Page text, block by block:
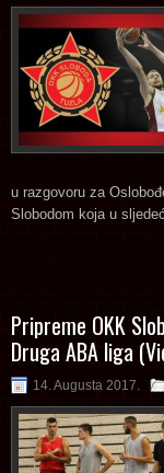
u razgovoru za
Slobodom koja u
Pripreme OKK
Druga ABA liga
14. Augusta 2017.